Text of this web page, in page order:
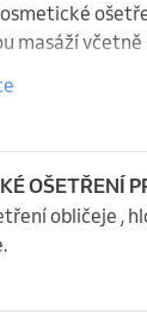
masáží
OŠETŘENÍ
obličeje ,